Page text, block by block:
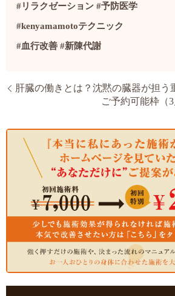
#リラクゼーション #予防医学
#kenyamamotoテクニック
#血行改善 #新陳代謝
肝臓の働きとは？沈黙の臓器が担う
ご予約可能枠（3